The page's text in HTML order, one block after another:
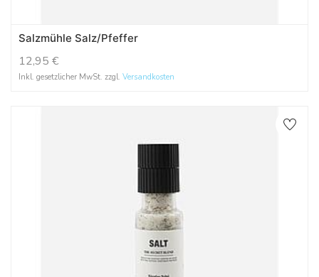
Salzmühle Salz/Pfeffer
12,95 €
Inkl. gesetzlicher MwSt. zzgl. Versandkosten